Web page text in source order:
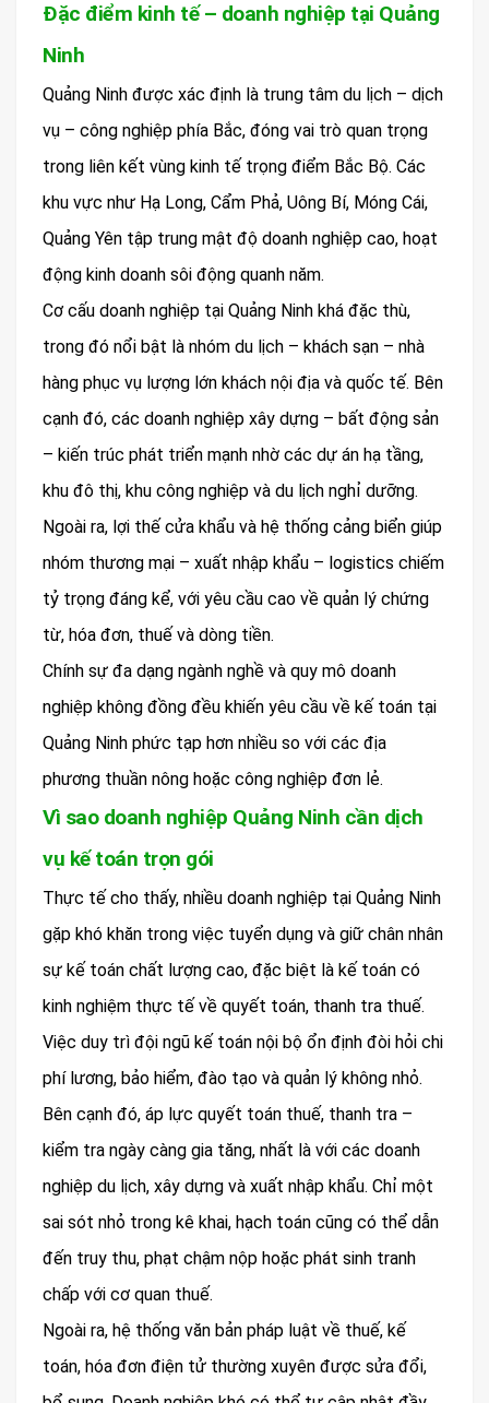
Đặc điểm kinh tế – doanh nghiệp tại Quảng
Ninh
Quảng Ninh được xác định là trung tâm du lịch – dịch
vụ – công nghiệp phía Bắc, đóng vai trò quan trọng
trong liên kết vùng kinh tế trọng điểm Bắc Bộ. Các
khu vực như Hạ Long, Cẩm Phả, Uông Bí, Móng Cái,
Quảng Yên tập trung mật độ doanh nghiệp cao, hoạt
động kinh doanh sôi động quanh năm.
Cơ cấu doanh nghiệp tại Quảng Ninh khá đặc thù,
trong đó nổi bật là nhóm du lịch – khách sạn – nhà
hàng phục vụ lượng lớn khách nội địa và quốc tế. Bên
cạnh đó, các doanh nghiệp xây dựng – bất động sản
– kiến trúc phát triển mạnh nhờ các dự án hạ tầng,
khu đô thị, khu công nghiệp và du lịch nghỉ dưỡng.
Ngoài ra, lợi thế cửa khẩu và hệ thống cảng biển giúp
nhóm thương mại – xuất nhập khẩu – logistics chiếm
tỷ trọng đáng kể, với yêu cầu cao về quản lý chứng
từ, hóa đơn, thuế và dòng tiền.
Chính sự đa dạng ngành nghề và quy mô doanh
nghiệp không đồng đều khiến yêu cầu về kế toán tại
Quảng Ninh phức tạp hơn nhiều so với các địa
phương thuần nông hoặc công nghiệp đơn lẻ.
Vì sao doanh nghiệp Quảng Ninh cần dịch
vụ kế toán trọn gói
Thực tế cho thấy, nhiều doanh nghiệp tại Quảng Ninh
gặp khó khăn trong việc tuyển dụng và giữ chân nhân
sự kế toán chất lượng cao, đặc biệt là kế toán có
kinh nghiệm thực tế về quyết toán, thanh tra thuế.
Việc duy trì đội ngũ kế toán nội bộ ổn định đòi hỏi chi
phí lương, bảo hiểm, đào tạo và quản lý không nhỏ.
Bên cạnh đó, áp lực quyết toán thuế, thanh tra –
kiểm tra ngày càng gia tăng, nhất là với các doanh
nghiệp du lịch, xây dựng và xuất nhập khẩu. Chỉ một
sai sót nhỏ trong kê khai, hạch toán cũng có thể dẫn
đến truy thu, phạt chậm nộp hoặc phát sinh tranh
chấp với cơ quan thuế.
Ngoài ra, hệ thống văn bản pháp luật về thuế, kế
toán, hóa đơn điện tử thường xuyên được sửa đổi,